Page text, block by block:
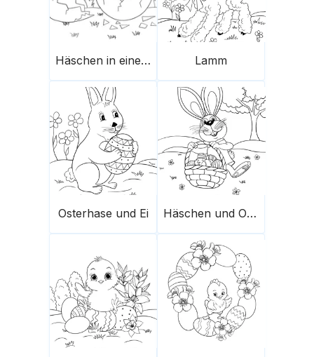
Häschen in einer Eierschale Lamm
Osterhase und Ei Häschen und Ostereierkorb